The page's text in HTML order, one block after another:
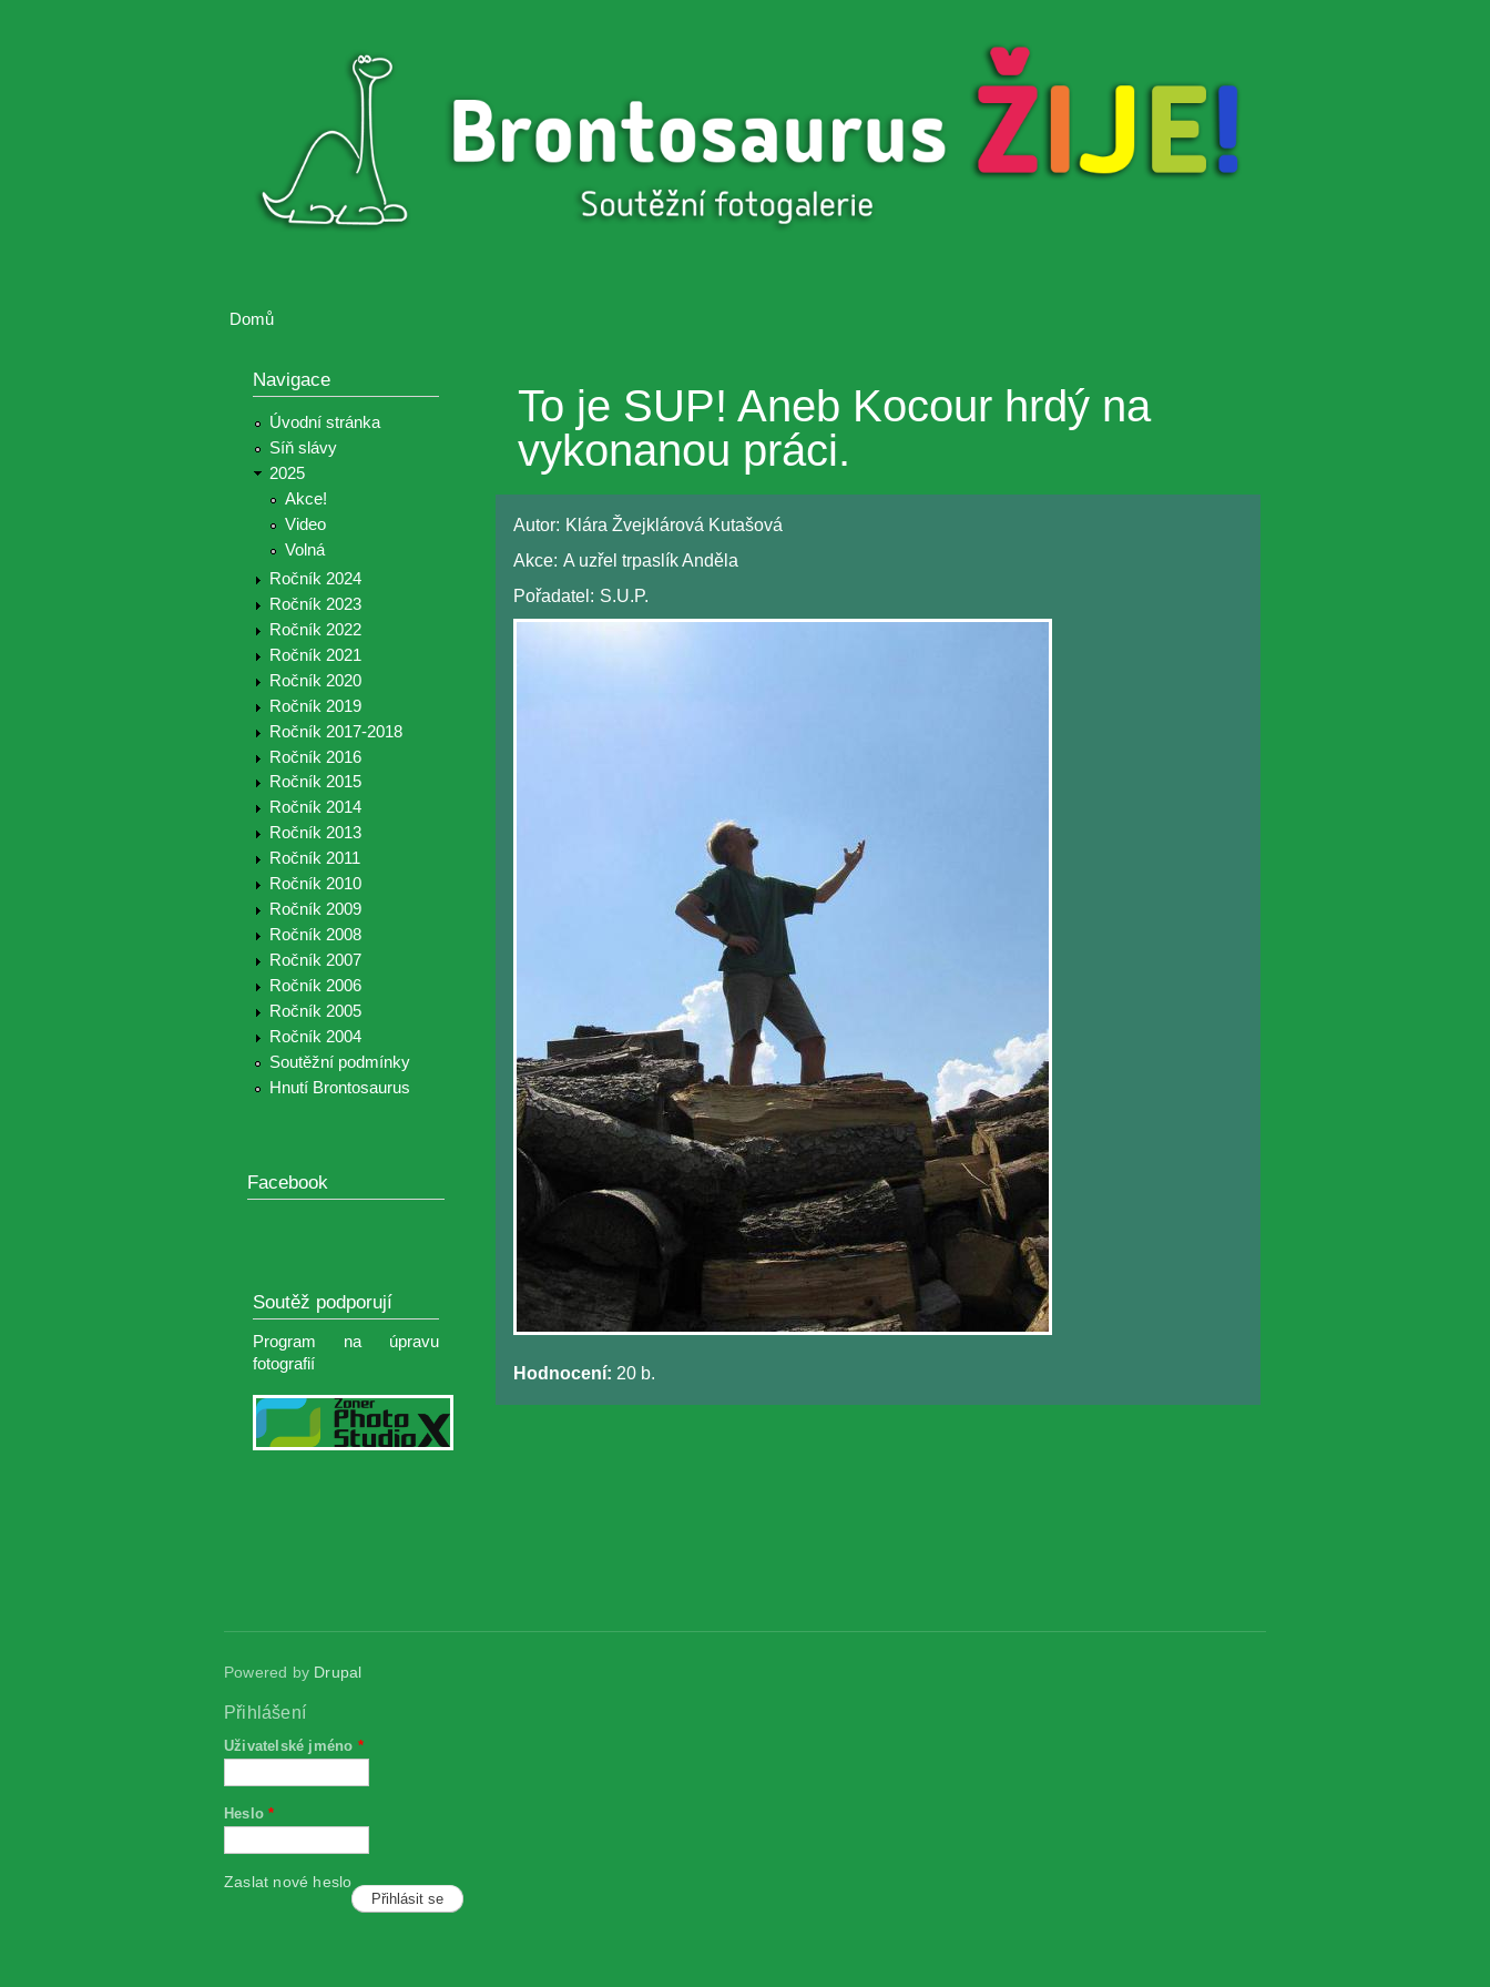
Brontosaurus
Brontosaurus
Domů
Navigace
Úvodní stránka
Síň slávy
2025
Akce!
Video
Volná
Ročník 2024
Ročník 2023
Ročník 2022
Ročník 2021
Ročník 2020
Ročník 2019
Ročník 2017-2018
Ročník 2016
Ročník 2015
Ročník 2014
Ročník 2013
Ročník 2011
Ročník 2010
Ročník 2009
Ročník 2008
Ročník 2007
Ročník 2006
Ročník 2005
Ročník 2004
Soutěžní podmínky
Hnutí Brontosaurus
Facebook
Soutěž podporují
Program na úpravu
fotografií
To je SUP! Aneb Kocour hrdý na
vykonanou práci.
Autor: Klára Žvejklárová Kutašová
Akce: A uzřel trpaslík Anděla
Pořadatel: S.U.P.
Hodnocení: 20 b.
Powered by Drupal
Přihlášení
Uživatelské jméno *
Heslo*
Zaslat nové heslo